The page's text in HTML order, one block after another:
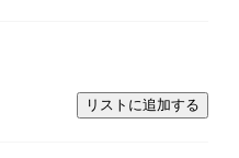
リストに追加する